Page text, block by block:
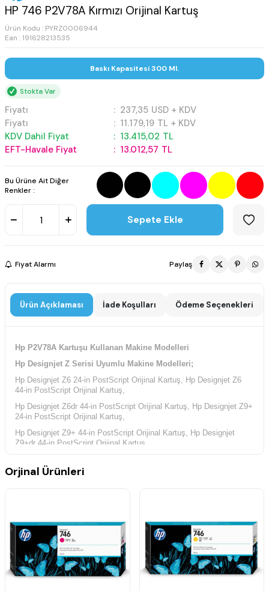
HP 746 P2V78A Kırmızı Orijinal Kartuş
Ürün Kodu : PYRZ0006944
Ean : 191628213535
Baskı Kapasitesi 300 Ml.
Stokta Var
Fiyatı : 237,35 USD + KDV
Fiyatı
: 11.179,19 TL + KDV
KDV Dahil Fiyat
: 13.415,02 TL
EFT-Havale Fiyat
: 13.012,57 TL
Bu Ürüne Ait Diğer
Renkler :
Sepete Ekle
Fiyat Alarmı Paylaş
Ürün Açıklaması İade Koşulları Ödeme Seçenekleri
Hp P2V78A Kartuşu Kullanan Makine Modelleri
Hp Designjet Z Serisi Uyumlu Makine Modelleri;
Hp Designjet Z6 24-in PostScript Orijinal Kartuş, Hp Designjet Z6
44-in PostScript Orijinal Kartuş,
Hp Designjet Z6dr 44-in PostScript Orijinal Kartuş, Hp Designjet Z9+
24-in PostScript Orijinal Kartuş,
Hp Designjet Z9+ 44-in PostScript Orijinal Kartuş, Hp Designjet
Z9+dr 44-in PostScript Orijinal Kartuş,
Orjinal Ürünleri